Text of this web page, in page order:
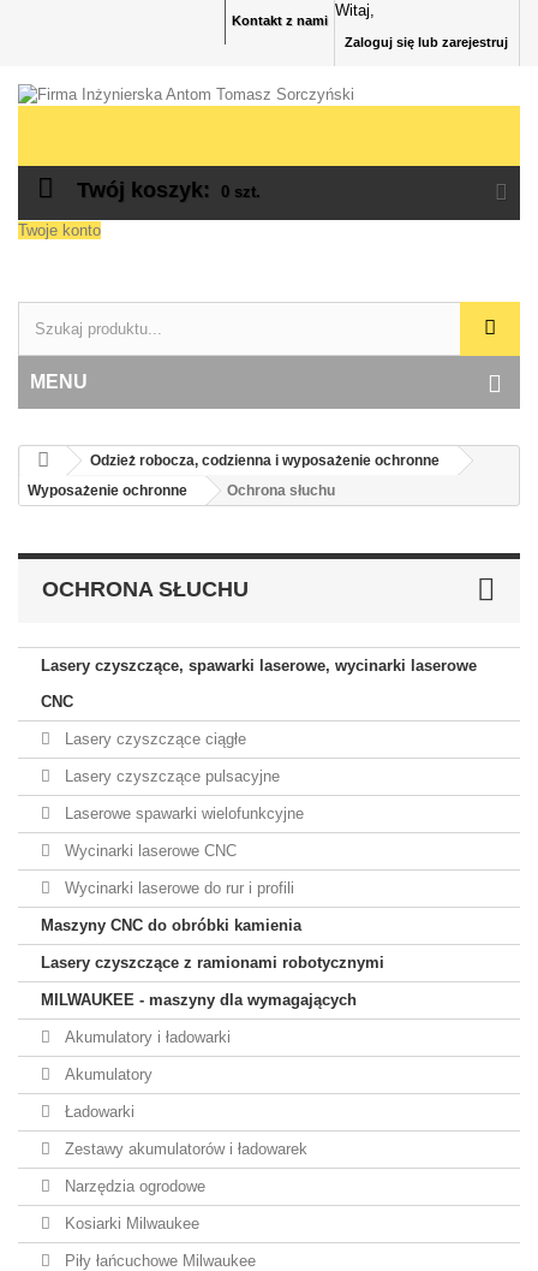
Witaj,
Zaloguj się lub zarejestruj
Kontakt z nami
Twój koszyk: 0 szt.
Twoje konto
MENU
Odzież robocza, codzienna i wyposażenie ochronne
Wyposażenie ochronne
Ochrona słuchu
OCHRONA SŁUCHU
Lasery czyszczące, spawarki laserowe, wycinarki laserowe
CNC
Lasery czyszczące ciągłe
Lasery czyszczące pulsacyjne
Laserowe spawarki wielofunkcyjne
Wycinarki laserowe CNC
Wycinarki laserowe do rur i profili
Maszyny CNC do obróbki kamienia
Lasery czyszczące z ramionami robotycznymi
MILWAUKEE - maszyny dla wymagających
Akumulatory i ładowarki
Akumulatory
Ładowarki
Zestawy akumulatorów i ładowarek
Narzędzia ogrodowe
Kosiarki Milwaukee
Piły łańcuchowe Milwaukee